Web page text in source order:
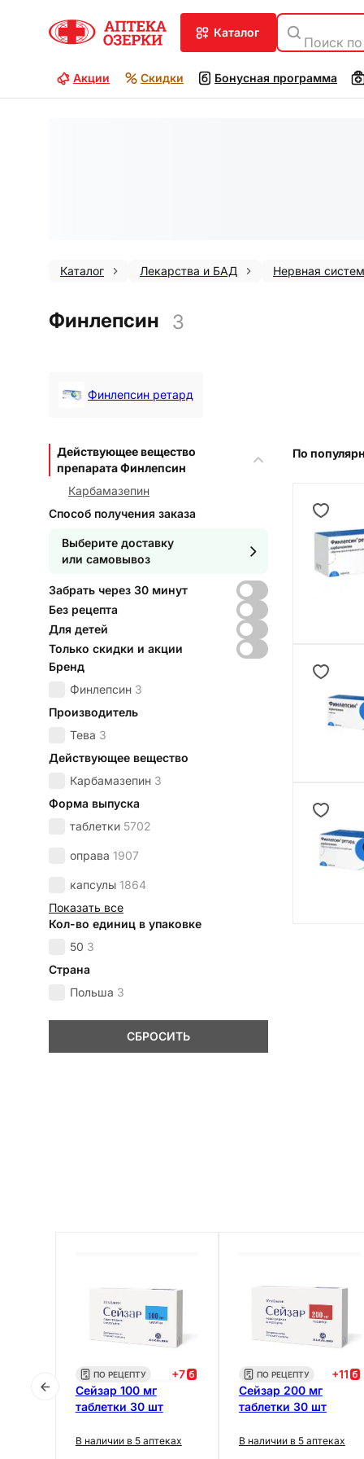
каталог
Поиск
Акции Скидки Бонусная программа
Каталог Лекарства и БАД Нервная
Финлепсин 3
Финлепсин ретард
Действующее вещество
препарата Финлепсин
Карбамазепин
Способ получения заказа
Выберите доставку
или самовывоз
Забрать через 30 минут
Без рецепта
Для детей
Только скидки и акции
Бренд
Финлепсин 3
Производитель
Тева 3
Действующее вещество
Карбамазепин 3
Форма выпуска
таблетки 5702
оправа 1907
капсулы 1864
Показать все
Кол-во единиц в упаковке
50 3
Страна
Польша 3
СБРОСИТЬ
По
ПО РЕЦЕПТУ +7
Сейзар 100 мг
таблетки 30 шт
В наличии в 5 аптеках
ПО РЕЦЕПТУ +11
Сейзар 200 мг
таблетки 30 шт
В наличии в 5 аптеках